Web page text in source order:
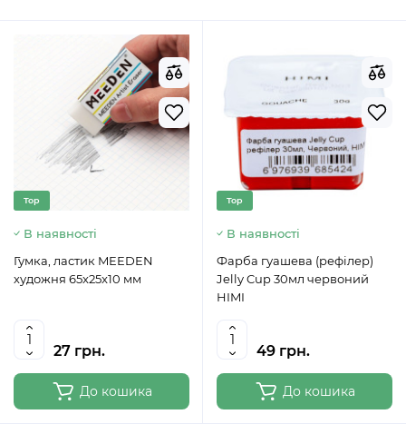
Top
В наявності
Гумка, ластик MEEDEN
художня 65x25x10 мм
27 грн.
До кошика
Top
В наявності
Фарба гуашева (рефілер)
Jelly Cup 30мл червоний
HIMI
49 грн.
До кошика